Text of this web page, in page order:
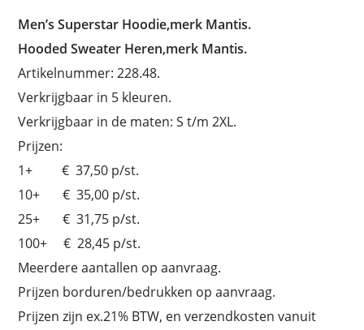
Men’s Superstar Hoodie,merk Mantis.
Hooded Sweater Heren,merk Mantis.
Artikelnummer: 228.48.
Verkrijgbaar in 5 kleuren.
Verkrijgbaar in de maten: S t/m 2XL.
Prijzen:
1+ € 37,50 p/st.
10+ € 35,00 p/st.
25+ € 31,75 p/st.
100+ € 28,45 p/st.
Meerdere aantallen op aanvraag.
Prijzen borduren/bedrukken op aanvraag.
Prijzen zijn ex.21% BTW, en verzendkosten vanuit